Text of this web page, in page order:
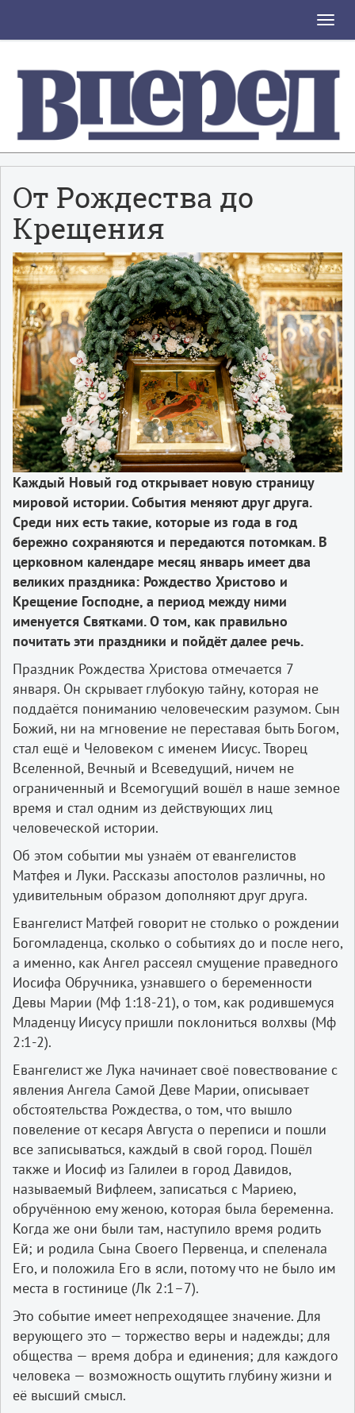
Toggle
От Рождества до
Крещения
Каждый Новый год открывает новую страницу
мировой истории. События меняют друг друга.
Среди них есть такие, которые из года в год
бережно сохраняются и передаются потомкам. В
церковном календаре месяц январь имеет два
великих праздника: Рождество Христово и
Крещение Господне, а период между ними
именуется Святками. О том, как правильно
почитать эти праздники и пойдёт далее речь.
Праздник Рождества Христова отмечается 7
января. Он скрывает глубокую тайну, которая не
поддаётся пониманию человеческим разумом. Сын
Божий, ни на мгновение не переставая быть Богом,
стал ещё и Человеком с именем Иисус. Творец
Вселенной, Вечный и Всеведущий, ничем не
ограниченный и Всемогущий вошёл в наше земное
время и стал одним из действующих лиц
человеческой истории.
Об этом событии мы узнаём от евангелистов
Матфея и Луки. Рассказы апостолов различны, но
удивительным образом дополняют друг друга.
Евангелист Матфей говорит не столько о рождении
Богомладенца, сколько о событиях до и после него,
а именно, как Ангел рассеял смущение праведного
Иосифа Обручника, узнавшего о беременности
Девы Марии (Мф 1:18-21), о том, как родившемуся
Младенцу Иисусу пришли поклониться волхвы (Мф
2:1-2).
Евангелист же Лука начинает своё повествование с
явления Ангела Самой Деве Марии, описывает
обстоятельства Рождества, о том, что вышло
повеление от кесаря Августа о переписи и пошли
все записываться, каждый в свой город. Пошёл
также и Иосиф из Галилеи в город Давидов,
называемый Вифлеем, записаться с Мариею,
обручённою ему женою, которая была беременна.
Когда же они были там, наступило время родить
Ей; и родила Сына Своего Первенца, и спеленала
Его, и положила Его в ясли, потому что не было им
места в гостинице (Лк 2:1–7).
Это событие имеет непреходящее значение. Для
верующего это — торжество веры и надежды; для
общества — время добра и единения; для каждого
человека — возможность ощутить глубину жизни и
её высший смысл.